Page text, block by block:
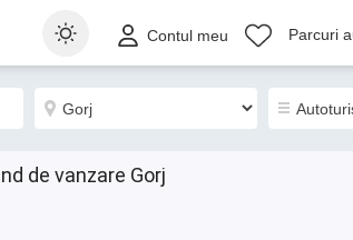
Contul meu Parcuri
de vanzare Gorj
Sortează